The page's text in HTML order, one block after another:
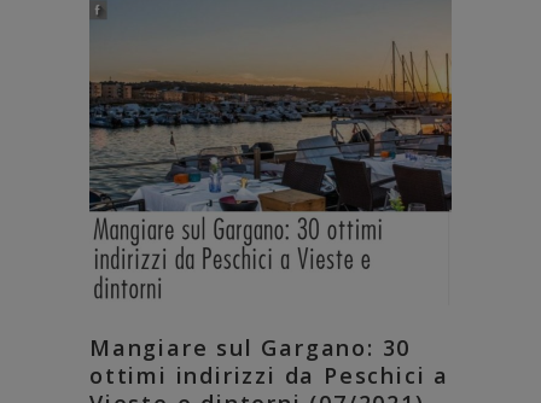
Mangiare sul Gargano: 30
ottimi indirizzi da Peschici a